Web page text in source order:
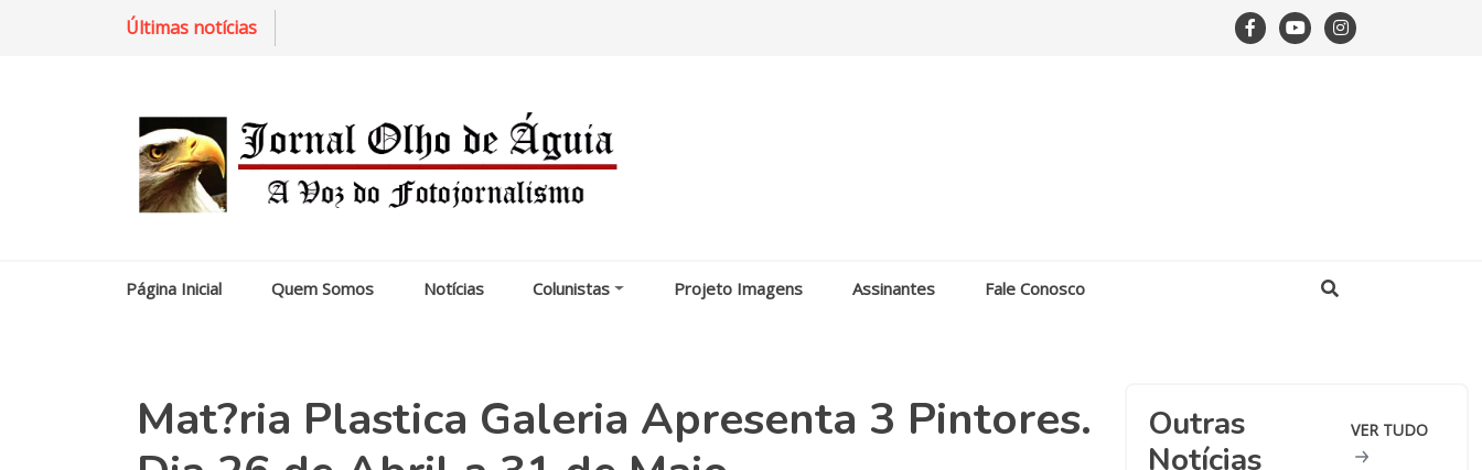
Últimas notícias
Página Inicial Quem Somos Notícias Colunistas Projeto Imagens Assinantes Fale Conosco
Mat?ria Plastica Galeria Apresenta 3 Pintores.
Outras
Notícias
VER TUDO